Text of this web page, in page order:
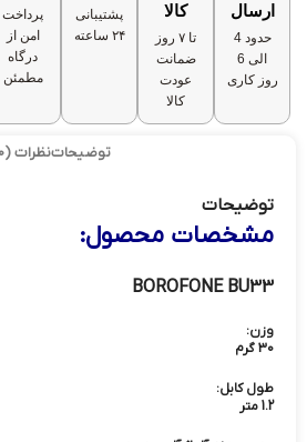
ارسال
حدود 4
الی 6
روز کاری
کالا
تا ۷ روز
ضمانت
عودت
کالا
پشتیبانی
۲۴ ساعته
پرداخت
امن از
درگاه
مطمئن
توضیحاتنظرات (0)
توضیحات
مشخصات محصول:
BOROFONE BU33
وزن:
30 گرم
طول کابل:
1.2 متر